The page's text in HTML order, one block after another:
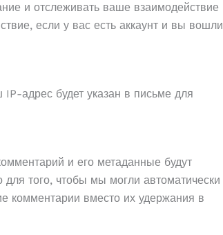
и отслеживать ваше взаимодействие
если у вас есть аккаунт и вы вошли
адрес будет указан в письме для
и его метаданные будут
того, чтобы мы могли автоматически
комментарии вместо их удержания в